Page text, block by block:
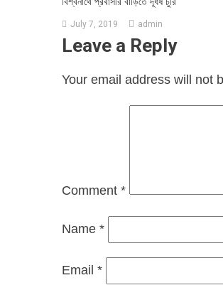
July 7, 2019 admin
Leave a Reply
Your email address will not
Comment *
Name *
Email *